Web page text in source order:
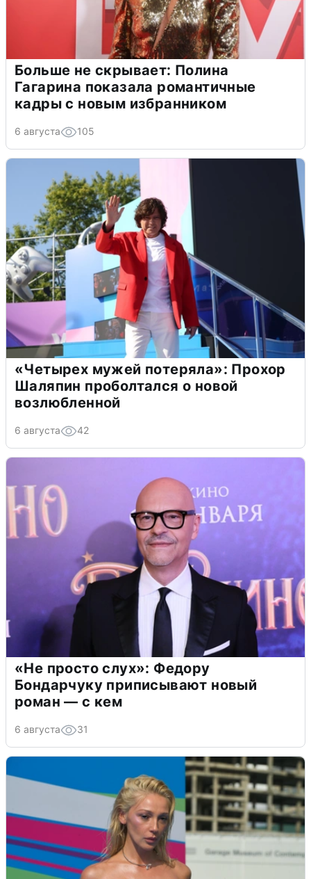
Больше не скрывает: Полина
Гагарина показала романтичные
кадры с новым избранником
6 августа 105
«Четырех мужей потеряла»: Прохор
Шаляпин проболтался о новой
возлюбленной
6 августа 42
«Не просто слух»: Федору
Бондарчуку приписывают новый
роман — с кем
6 августа 31